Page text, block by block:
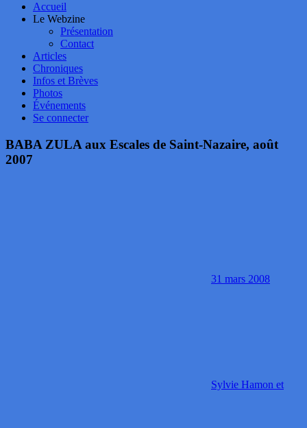
Accueil
Le Webzine
Présentation
Contact
Articles
Chroniques
Infos et Brèves
Photos
Événements
Se connecter
BABA ZULA aux Escales de Saint-Nazaire, août
2007
31 mars 2008
Sylvie Hamon et